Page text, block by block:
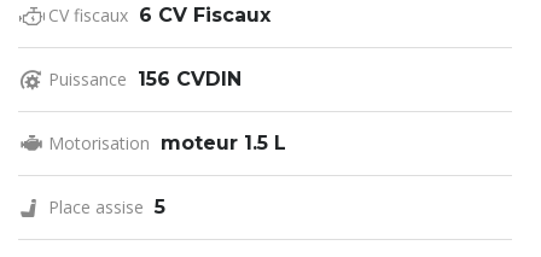
CV fiscaux 6 CV Fiscaux
Puissance 156 CVDIN
Motorisation moteur 1.5 L
Place assise 5